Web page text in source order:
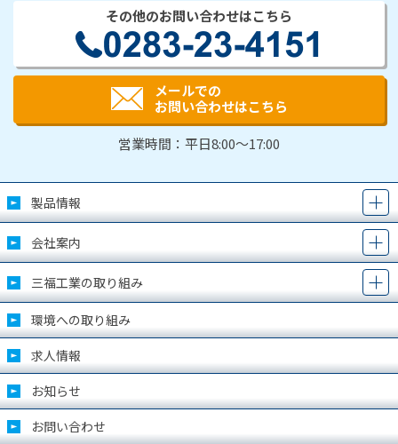
その他のお問い合わせはこちら
メールでの
お問い合わせはこちら
営業時間：平日8:00～17:00
製品情報
会社案内
三福工業の取り組み
環境への取り組み
求人情報
お知らせ
お問い合わせ